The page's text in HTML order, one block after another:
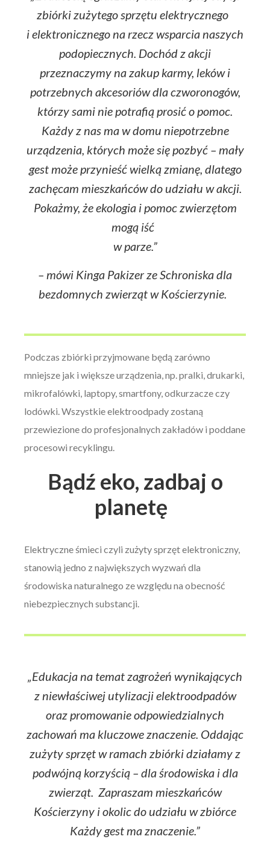
zbiórki zużytego sprzętu elektrycznego
i elektronicznego na rzecz wsparcia naszych
podopiecznych. Dochód z akcji
przeznaczymy na zakup karmy, leków i
potrzebnych akcesoriów dla czworonogów,
którzy sami nie potrafią prosić o pomoc.
Każdy z nas ma w domu niepotrzebne
urządzenia, których może się pozbyć – mały
gest może przynieść wielką zmianę, dlatego
zachęcam mieszkańców do udziału w akcji.
Pokażmy, że ekologia i pomoc zwierzętom
mogą iść
w parze.”
– mówi Kinga Pakizer ze Schroniska dla
bezdomnych zwierząt w Kościerzynie.
Podczas zbiórki przyjmowane będą zarówno
mniejsze jak i większe urządzenia, np. pralki, drukarki,
mikrofalówki, laptopy, smartfony, odkurzacze czy
lodówki. Wszystkie elektroodpady zostaną
przewiezione do profesjonalnych zakładów i poddane
procesowi recyklingu.
Bądź eko, zadbaj o
planetę
Elektryczne śmieci czyli zużyty sprzęt elektroniczny,
stanowią jedno z największych wyzwań dla
środowiska naturalnego ze względu na obecność
niebezpiecznych substancji.
„Edukacja na temat zagrożeń wynikających
z niewłaściwej utylizacji elektroodpadów
oraz promowanie odpowiedzialnych
zachowań ma kluczowe znaczenie. Oddając
zużyty sprzęt w ramach zbiórki działamy z
podwójną korzyścią – dla środowiska i dla
zwierząt. Zapraszam mieszkańców
Kościerzyny i okolic do udziału w zbiórce
Każdy gest ma znaczenie.”